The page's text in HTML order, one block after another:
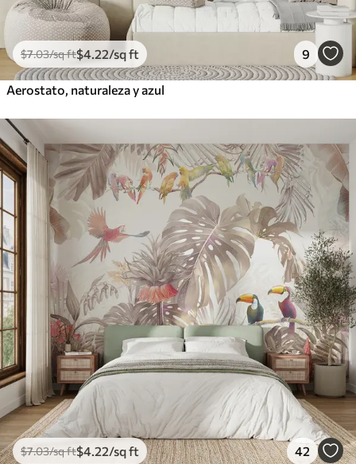
$7.03/sq ft$4 .22/sq ft 9
Aerostato, naturaleza y azul
$7.03/sq ft$4 .22/sq ft 42